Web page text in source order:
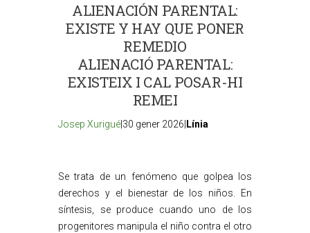
ALIENACIÓN PARENTAL:
EXISTE Y HAY QUE PONER
REMEDIO
ALIENACIÓ PARENTAL:
EXISTEIX I CAL POSAR-HI
REMEI
Josep Xurigué |30 gener 2026| Línia
Se trata de un fenómeno que golpea los
derechos y el bienestar de los niños. En
síntesis, se produce cuando uno de los
progenitores manipula el niño contra el otro